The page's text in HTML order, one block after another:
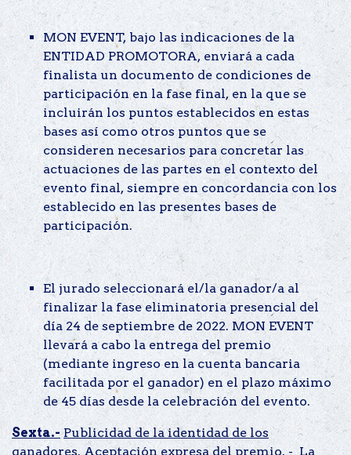
MON EVENT, bajo las indicaciones de la
ENTIDAD PROMOTORA, enviará a cada
finalista un documento de condiciones de
participación en la fase final, en la que se
incluirán los puntos establecidos en estas
bases así como otros puntos que se
consideren necesarios para concretar las
actuaciones de las partes en el contexto del
evento final, siempre en concordancia con los
establecido en las presentes bases de
participación.
El jurado seleccionará el/la ganador/a al
finalizar la fase eliminatoria presencial del
día 24 de septiembre de 2022. MON EVENT
llevará a cabo la entrega del premio
(mediante ingreso en la cuenta bancaria
facilitada por el ganador) en el plazo máximo
de 45 días desde la celebración del evento.
Sexta.- Publicidad de la identidad de los
ganadores. Aceptación expresa del premio. -La